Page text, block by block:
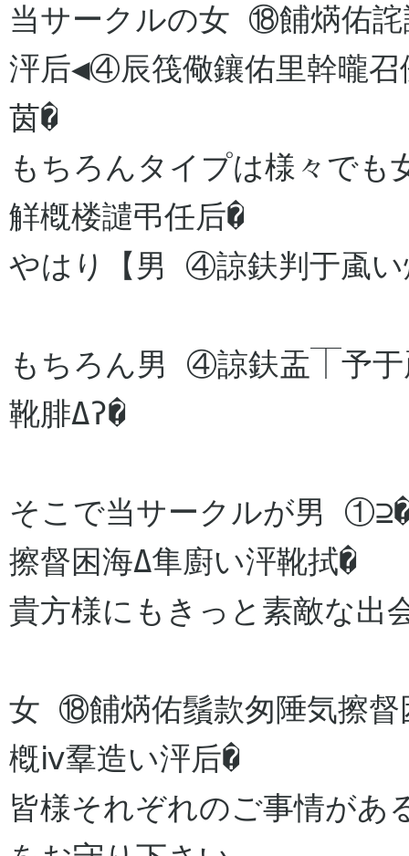
当サークルの女 ⑱餔焫佑
泙后◀④辰筏儆鑲佑里幹曨
茵�
もちろんタイプは様々で
觧槪楼譴弔任后�
やはり【男 ④諒鈇判于颪い
もちろん男 ④諒鈇盂⏉予于
靴腓Δʔ�
そこで当サークルが男
擦督困海Δ隼廚い泙靴拭�
貴方様にもきっと素敵な出
女 ⑱餔焫佑鬚款匆陲気擦
槪ⅳ羣造い泙后�
皆様それぞれのご事情があ